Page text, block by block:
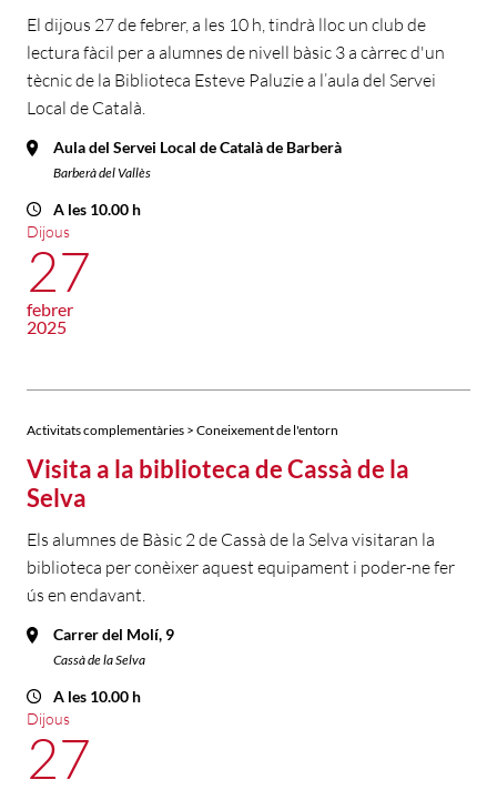
El dijous 27 de febrer, a les 10 h, tindrà lloc un club de
lectura fàcil per a alumnes de nivell bàsic 3 a càrrec d'un
tècnic de la Biblioteca Esteve Paluzie a l’aula del Servei
Local de Català.
Aula del Servei Local de Català de Barberà
Barberà del Vallès
A les 10.00 h
Dijous
27
febrer
2025
Activitats complementàries > Coneixement de l'entorn
Visita a la biblioteca de Cassà de la
Selva
Els alumnes de Bàsic 2 de Cassà de la Selva visitaran la
biblioteca per conèixer aquest equipament i poder-ne fer
ús en endavant.
Carrer del Molí, 9
Cassà de la Selva
A les 10.00 h
Dijous
27